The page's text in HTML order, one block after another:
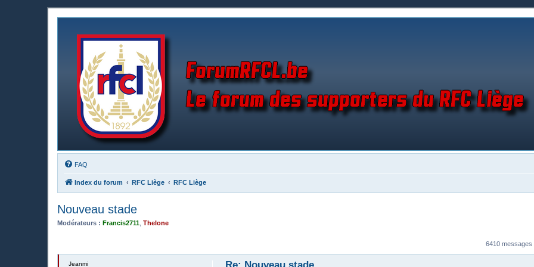
FAQ
Index du forum RFC Liège RFC Liège
Nouveau stade
Modérateurs : Francis2711 Thelone
6410 messages
Jeanmi
Re: Nouveau stade